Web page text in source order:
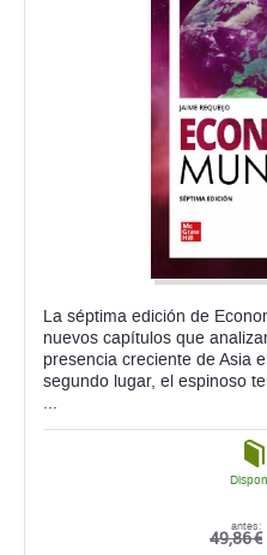
La séptima edición de
nuevos capítulos que
presencia creciente de Asia
segundo lugar, el espinoso
antes:
49,86 €